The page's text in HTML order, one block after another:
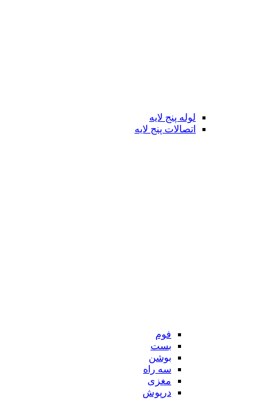
لوله پنج لایه
اتصالات پنج لایه
فوم
بست
بوشن
سه راه
مغزی
درپوش